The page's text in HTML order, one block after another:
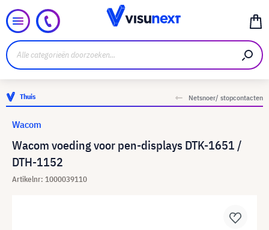
Thuis Netsnoer/ stopcontacten
Wacom voeding voor pen-displays DTK-1651 /
DTH-1152
Artikelnr: 1000039110
Wacom